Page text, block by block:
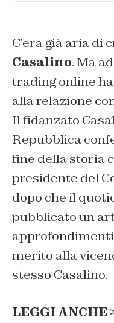
C’era già aria di
Casalino. Ma
trading online
alla relazione
Il fidanzato
Repubblica
fine della storia
presidente del
dopo che il
pubblicato un
merito alla
stesso Casalino.
LEGGI ANCHE